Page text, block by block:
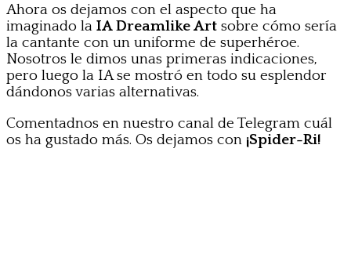
Ahora os dejamos con el aspecto que ha
imaginado la IA Dreamlike Art sobre cómo sería
la cantante con un uniforme de superhéroe.
Nosotros le dimos unas primeras indicaciones,
pero luego la IA se mostró en todo su esplendor
dándonos varias alternativas.
Comentadnos en nuestro canal de Telegram cuál
os ha gustado más. Os dejamos con ¡Spider-Ri!